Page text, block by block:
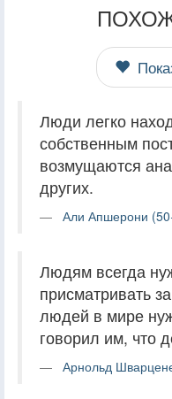
Люди легко
собственным
возмущаются
других.
Али Апшерони
Людям всегда
присматривать
людей в мире
говорил им, что
Арнольд